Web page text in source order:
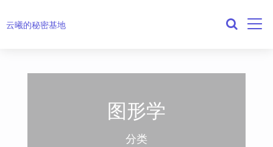
云曦的秘密基地
图形学
分类